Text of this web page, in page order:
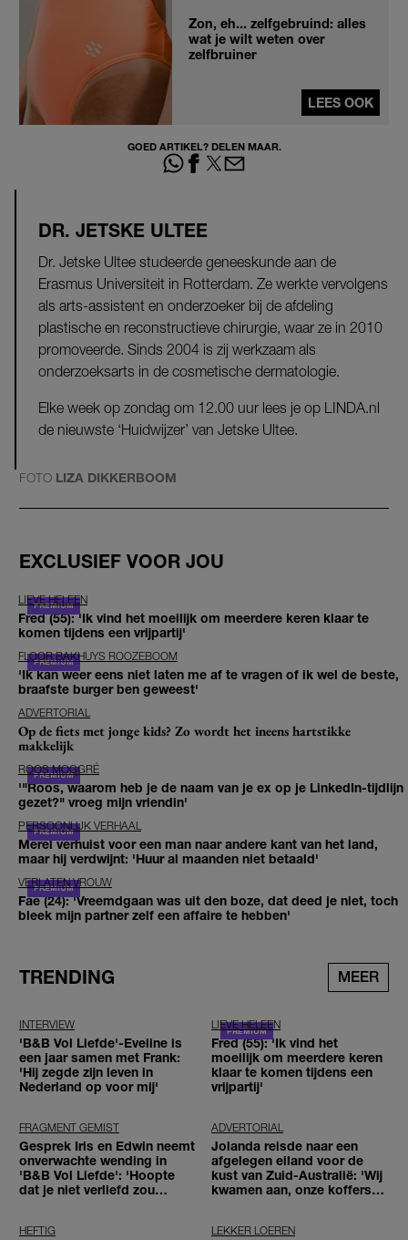
Zon, eh... zelfgebruind: alles
wat je wilt weten over
zelfbruiner
LEES OOK
GOED ARTIKEL? DELEN MAAR.
DR. JETSKE ULTEE
Dr. Jetske Ultee studeerde geneeskunde aan de
Erasmus Universiteit in Rotterdam. Ze werkte vervolgens
als arts-assistent en onderzoeker bij de afdeling
plastische en reconstructieve chirurgie, waar ze in 2010
promoveerde. Sinds 2004 is zij werkzaam als
onderzoeksarts in de cosmetische dermatologie.
Elke week op zondag om 12.00 uur lees je op LINDA.nl
de nieuwste ‘Huidwijzer’ van Jetske Ultee.
FOTO LIZA DIKKERBOOM
EXCLUSIEF VOOR JOU
LIEVE HELEEN
Fred (55): 'Ik vind het moeilijk om meerdere keren klaar te
komen tijdens een vrijpartij'
FLOOR BAKHUYS ROOZEBOOM
'Ik kan weer eens niet laten me af te vragen of ik wel de beste,
braafste burger ben geweest'
ADVERTORIAL
Op de fiets met jonge kids? Zo wordt het ineens hartstikke
makkelijk
ROOS MOGGRÉ
'"Roos, waarom heb je de naam van je ex op je LinkedIn-tijdlijn
gezet?" vroeg mijn vriendin'
PERSOONLIJK VERHAAL
Merel verhuist voor een man naar andere kant van het land,
maar hij verdwijnt: 'Huur al maanden niet betaald'
VERLATEN VROUW
Fae (24): 'Vreemdgaan was uit den boze, dat deed je niet, toch
bleek mijn partner zelf een affaire te hebben'
TRENDING MEER
INTERVIEW
'B&B Vol Liefde'-Eveline is
een jaar samen met Frank:
'Hij zegde zijn leven in
Nederland op voor mij'
LIEVE HELEEN
Fred (55): 'Ik vind het
moeilijk om meerdere keren
klaar te komen tijdens een
vrijpartij'
FRAGMENT GEMIST
Gesprek Iris en Edwin neemt
onverwachte wending in
'B&B Vol Liefde': 'Hoopte
dat je niet verliefd zou
ADVERTORIAL
Jolanda reisde naar een
afgelegen eiland voor de
kust van Zuid-Australië: 'Wij
kwamen aan, onze koffers
HEFTIG LEKKER LOEREN